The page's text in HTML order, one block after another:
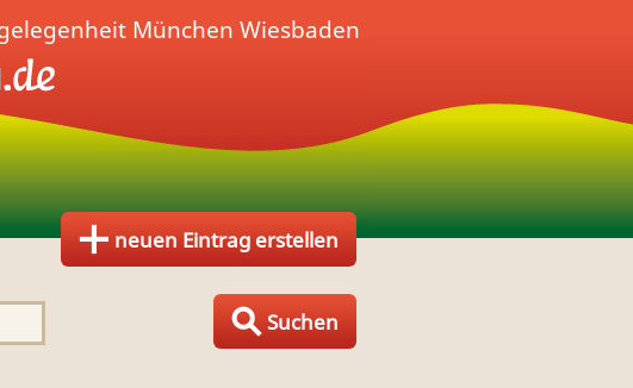
neuen Eintrag erstellen
Suchen
München Wiesbaden